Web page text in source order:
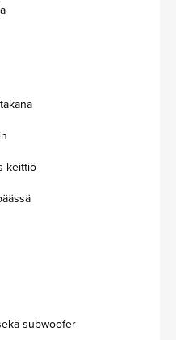
keittiö
subwoofer